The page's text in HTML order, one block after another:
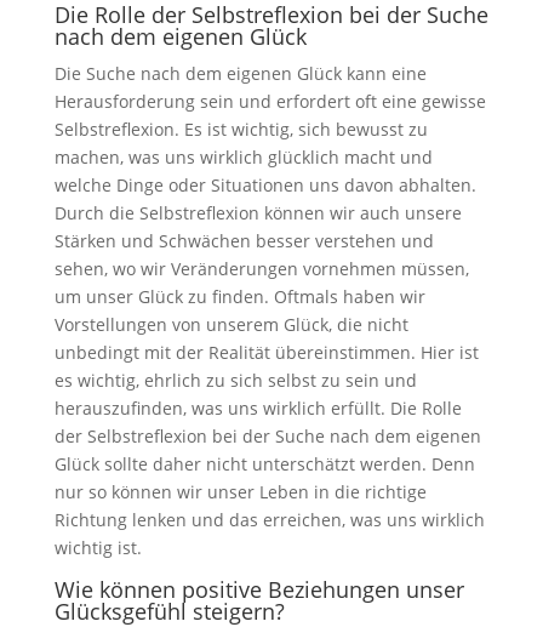
Die Rolle der Selbstreflexion bei der Suche
nach dem eigenen Glück
Die Suche nach dem eigenen Glück kann eine
Herausforderung sein und erfordert oft eine gewisse
Selbstreflexion. Es ist wichtig, sich bewusst zu
machen, was uns wirklich glücklich macht und
welche Dinge oder Situationen uns davon abhalten.
Durch die Selbstreflexion können wir auch unsere
Stärken und Schwächen besser verstehen und
sehen, wo wir Veränderungen vornehmen müssen,
um unser Glück zu finden. Oftmals haben wir
Vorstellungen von unserem Glück, die nicht
unbedingt mit der Realität übereinstimmen. Hier ist
es wichtig, ehrlich zu sich selbst zu sein und
herauszufinden, was uns wirklich erfüllt. Die Rolle
der Selbstreflexion bei der Suche nach dem eigenen
Glück sollte daher nicht unterschätzt werden. Denn
nur so können wir unser Leben in die richtige
Richtung lenken und das erreichen, was uns wirklich
wichtig ist.
Wie können positive Beziehungen unser
Glücksgefühl steigern?